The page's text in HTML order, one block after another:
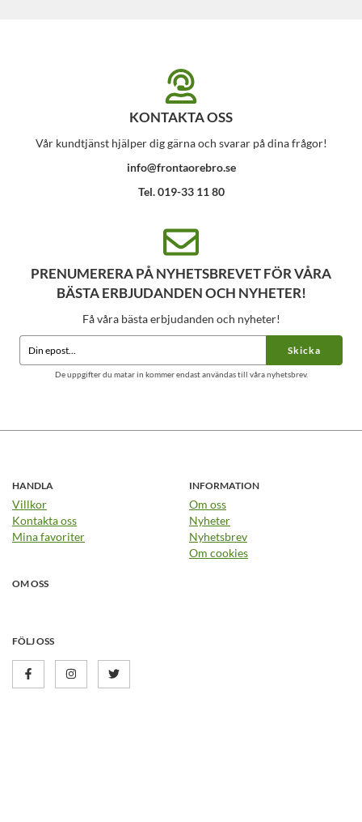
KONTAKTA OSS
Vår kundtjänst hjälper dig gärna och svarar på dina frågor!
info@frontaorebro.se
Tel. 019-33 11 80
PRENUMERERA PÅ NYHETSBREVET FÖR VÅRA
BÄSTA ERBJUDANDEN OCH NYHETER!
Få våra bästa erbjudanden och nyheter!
Skicka
De uppgifter du matar in kommer endast användas till våra nyhetsbrev.
HANDLA
Villkor
Kontakta oss
Mina favoriter
INFORMATION
Om oss
Nyheter
Nyhetsbrev
Om cookies
OM OSS
FÖLJ OSS